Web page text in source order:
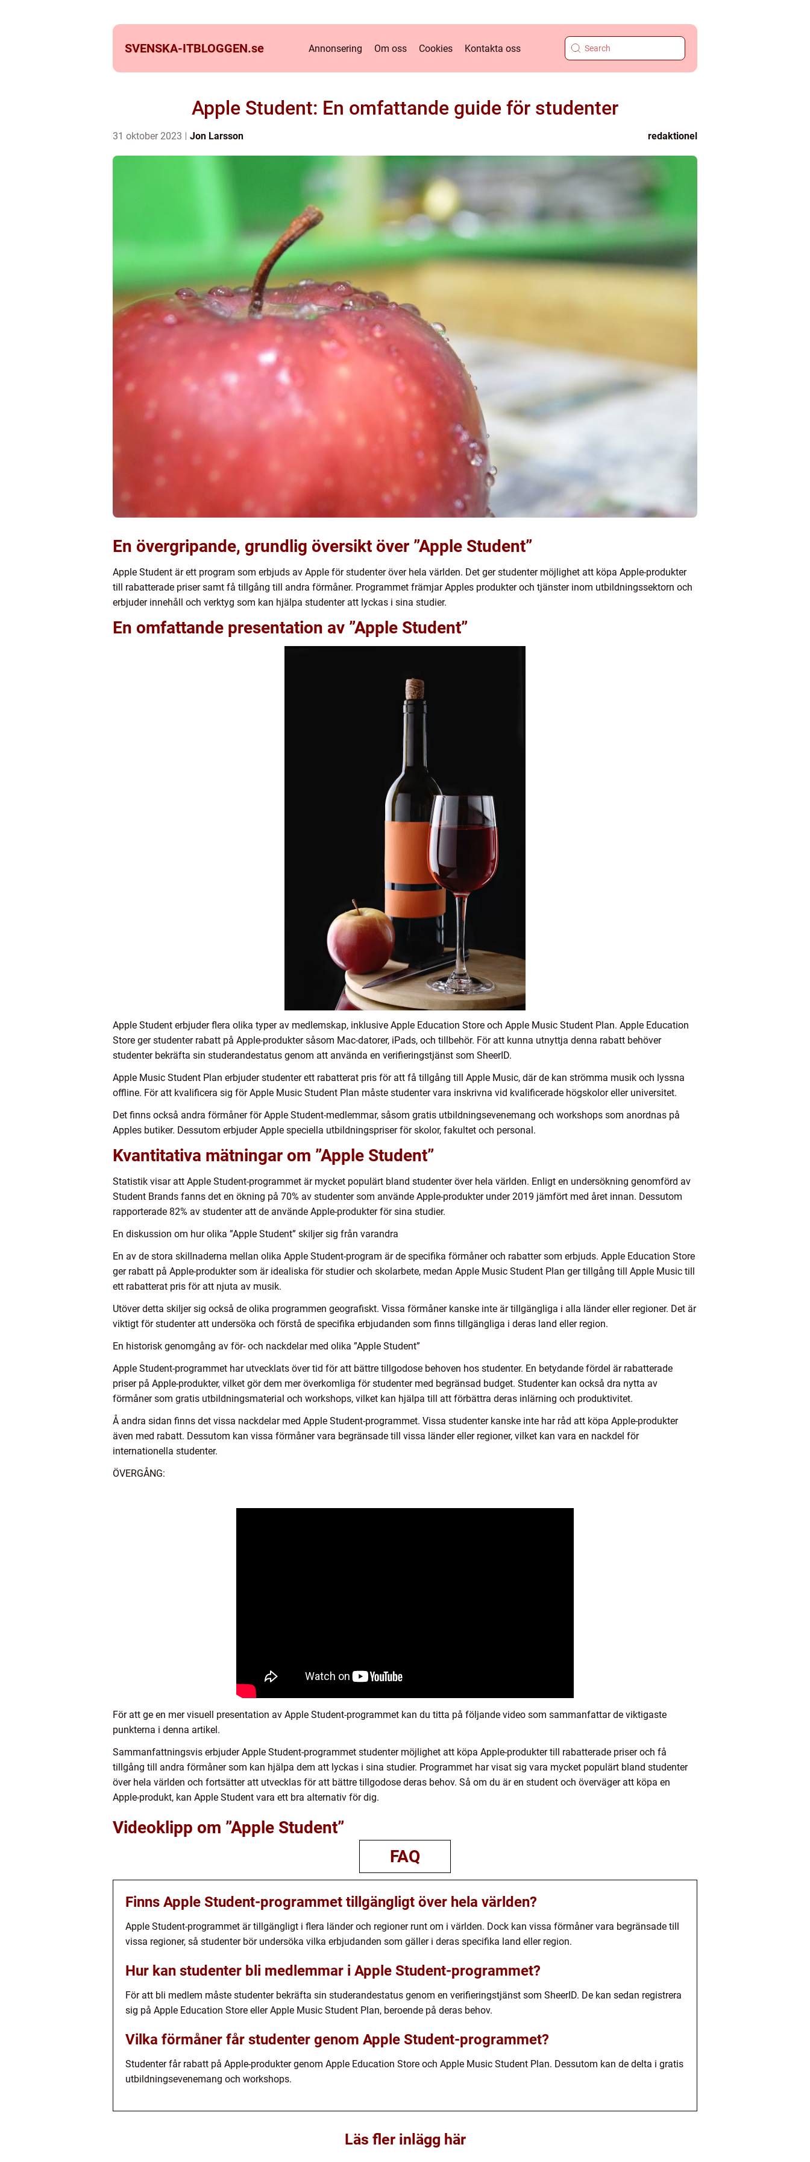
SVENSKA-ITBLOGGEN.se Annonsering Om oss Cookies Kontakta oss
Apple Student: En omfattande guide för studenter
31 oktober 2023 Jon Larsson redaktionel
En övergripande, grundlig översikt över ”Apple Student”
Apple Student är ett program som erbjuds av Apple för studenter över hela världen. Det ger studenter möjlighet att köpa Apple-produkter
till rabatterade priser samt få tillgång till andra förmåner. Programmet främjar Apples produkter och tjänster inom utbildningssektorn och
erbjuder innehåll och verktyg som kan hjälpa studenter att lyckas i sina studier.
En omfattande presentation av ”Apple Student”
Apple Student erbjuder flera olika typer av medlemskap, inklusive Apple Education Store och Apple Music Student Plan. Apple Education
Store ger studenter rabatt på Apple-produkter såsom Mac-datorer, iPads, och tillbehör. För att kunna utnyttja denna rabatt behöver
studenter bekräfta sin studerandestatus genom att använda en verifieringstjänst som SheerID.
Apple Music Student Plan erbjuder studenter ett rabatterat pris för att få tillgång till Apple Music, där de kan strömma musik och lyssna
offline. För att kvalificera sig för Apple Music Student Plan måste studenter vara inskrivna vid kvalificerade högskolor eller universitet.
Det finns också andra förmåner för Apple Student-medlemmar, såsom gratis utbildningsevenemang och workshops som anordnas på
Apples butiker. Dessutom erbjuder Apple speciella utbildningspriser för skolor, fakultet och personal.
Kvantitativa mätningar om ”Apple Student”
Statistik visar att Apple Student-programmet är mycket populärt bland studenter över hela världen. Enligt en undersökning genomförd av
Student Brands fanns det en ökning på 70% av studenter som använde Apple-produkter under 2019 jämfört med året innan. Dessutom
rapporterade 82% av studenter att de använde Apple-produkter för sina studier.
En diskussion om hur olika ”Apple Student” skiljer sig från varandra
En av de stora skillnaderna mellan olika Apple Student-program är de specifika förmåner och rabatter som erbjuds. Apple Education Store
ger rabatt på Apple-produkter som är idealiska för studier och skolarbete, medan Apple Music Student Plan ger tillgång till Apple Music till
ett rabatterat pris för att njuta av musik.
Utöver detta skiljer sig också de olika programmen geografiskt. Vissa förmåner kanske inte är tillgängliga i alla länder eller regioner. Det är
viktigt för studenter att undersöka och förstå de specifika erbjudanden som finns tillgängliga i deras land eller region.
En historisk genomgång av för- och nackdelar med olika ”Apple Student”
Apple Student-programmet har utvecklats över tid för att bättre tillgodose behoven hos studenter. En betydande fördel är rabatterade
priser på Apple-produkter, vilket gör dem mer överkomliga för studenter med begränsad budget. Studenter kan också dra nytta av
förmåner som gratis utbildningsmaterial och workshops, vilket kan hjälpa till att förbättra deras inlärning och produktivitet.
Å andra sidan finns det vissa nackdelar med Apple Student-programmet. Vissa studenter kanske inte har råd att köpa Apple-produkter
även med rabatt. Dessutom kan vissa förmåner vara begränsade till vissa länder eller regioner, vilket kan vara en nackdel för
internationella studenter.
ÖVERGÅNG:
För att ge en mer visuell presentation av Apple Student-programmet kan du titta på följande video som sammanfattar de viktigaste
punkterna i denna artikel.
Sammanfattningsvis erbjuder Apple Student-programmet studenter möjlighet att köpa Apple-produkter till rabatterade priser och få
tillgång till andra förmåner som kan hjälpa dem att lyckas i sina studier. Programmet har visat sig vara mycket populärt bland studenter
över hela världen och fortsätter att utvecklas för att bättre tillgodose deras behov. Så om du är en student och överväger att köpa en
Apple-produkt, kan Apple Student vara ett bra alternativ för dig.
Videoklipp om ”Apple Student”
FAQ
Finns Apple Student-programmet tillgängligt över hela världen?
Apple Student-programmet är tillgängligt i flera länder och regioner runt om i världen. Dock kan vissa förmåner vara begränsade till
vissa regioner, så studenter bör undersöka vilka erbjudanden som gäller i deras specifika land eller region.
Hur kan studenter bli medlemmar i Apple Student-programmet?
För att bli medlem måste studenter bekräfta sin studerandestatus genom en verifieringstjänst som SheerID. De kan sedan registrera
sig på Apple Education Store eller Apple Music Student Plan, beroende på deras behov.
Vilka förmåner får studenter genom Apple Student-programmet?
Studenter får rabatt på Apple-produkter genom Apple Education Store och Apple Music Student Plan. Dessutom kan de delta i gratis
utbildningsevenemang och workshops.
Läs fler inlägg här